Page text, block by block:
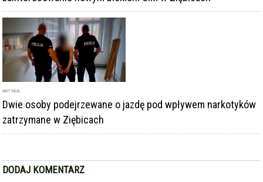
ARTYKUŁ
Dwie osoby podejrzewane o jazdę pod wpływem narkotyków
zatrzymane w Ziębicach
DODAJ KOMENTARZ